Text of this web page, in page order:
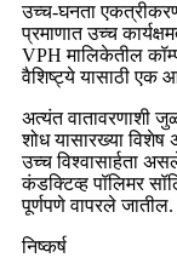
उच्च-घनता
प्रमाणात उच्च
VPH मालिकेतील
वैशिष्ट्ये यासाठी एक
अत्यंत वातावरणाशी
शोध यासारख्या
उच्च विश्वासार्हता
कंडक्टिव्ह पॉलिमर
पूर्णपणे वापरले जातील.
निष्कर्ष